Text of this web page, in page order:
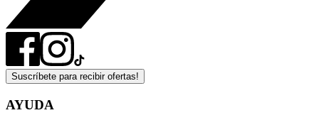
Suscríbete para recibir ofertas!
AYUDA